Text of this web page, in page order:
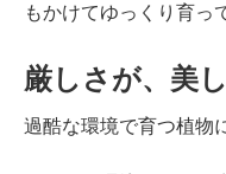
もかけてゆっくり育っ
厳しさが、美
過酷な環境で育つ植物